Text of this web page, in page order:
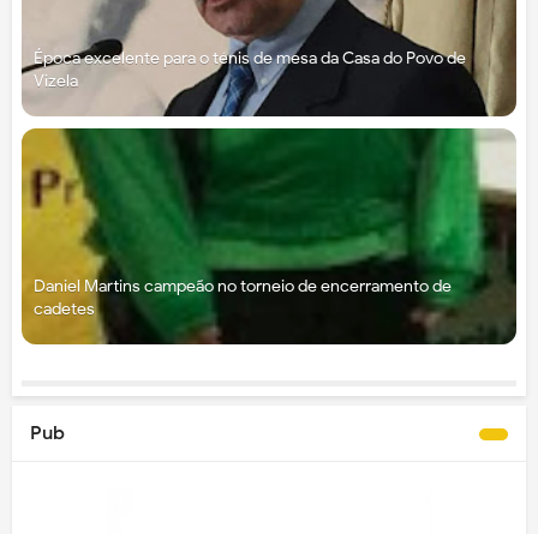
Época excelente para o ténis de mesa da Casa do Povo de
Vizela
Daniel Martins campeão no torneio de encerramento de
cadetes
Pub